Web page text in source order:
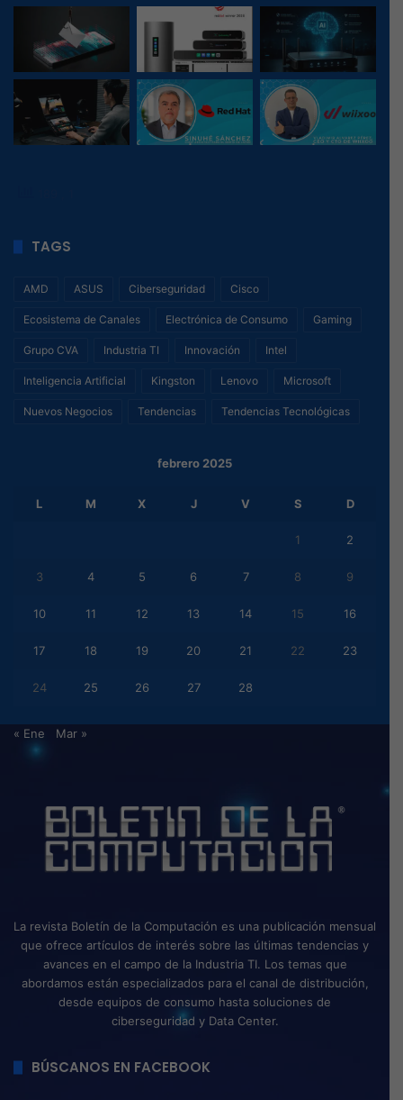
TAGS
AMD ASUS Ciberseguridad Cisco
Ecosistema de Canales Electrónica de Consumo Gaming
Grupo CVA Industria TI Innovación Intel
Inteligencia Artificial Kingston Lenovo Microsoft
Nuevos Negocios Tendencias Tendencias Tecnológicas
febrero 2025
L M X J V S D
1 2
3 4 5 6 7 8 9
10 11 12 13 14 15 16
17 18 19 20 21 22 23
24 25 26 27 28
« Ene Mar »
La revista Boletín de la Computación es una publicación mensual
que ofrece artículos de interés sobre las últimas tendencias y
avances en el campo de la Industria TI. Los temas que
abordamos están especializados para el canal de distribución,
desde equipos de consumo hasta soluciones de
ciberseguridad y Data Center.
BÚSCANOS EN FACEBOOK